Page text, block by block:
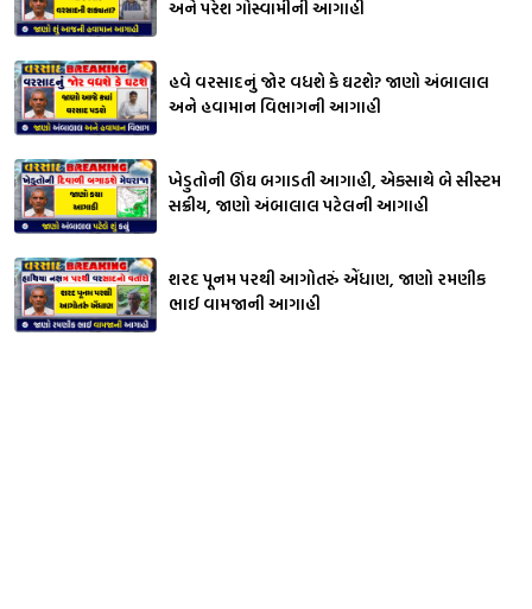
અને પરેશ ગોસ્વામીની આગાહી
હવે વરસાદનું જોર વધશે કે ઘટશે? જાણો અંબાલાલ
અને હવામાન વિભાગની આગાહી
ખેડુતોની ઊંઘ બગાડતી આગાહી, એકસાથે બે સીસ્ટમ
સક્રીય, જાણો અંબાલાલ પટેલની આગાહી
શરદ પૂનમ પરથી આગોતરું એંધાણ, જાણો રમણીક
ભાઈ વામજાની આગાહી